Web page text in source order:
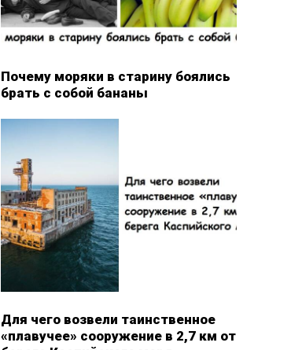
Почему моряки в старину боялись
брать с собой бананы
Для чего возвели таинственное
«плавучее» сооружение в 2,7 км от